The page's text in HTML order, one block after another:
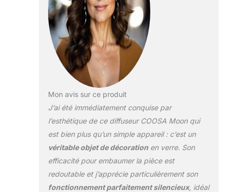
gouttes d'huile
essentielle, vous
aidant à bénéficier
de l'aromathérapie.
Diffuseur
multifonction :
diffuseur d'huiles
d'aromathérapie,
humidificateur à
brume fraîche,
Multifonction :
humidifie la peau,
humidifie l'air,
soulage le stress et
améliore le sommeil.
Mon avis sur ce produit
J’ai été immédiatement conquise par
l’esthétique de ce diffuseur COOSA Moon qui
est bien plus qu’un simple appareil : c’est un
véritable objet de décorationen verre. Son
efficacité pour embaumer la pièce est
redoutable et j’apprécie particulièrement son
fonctionnement parfaitement silencieux, idéal